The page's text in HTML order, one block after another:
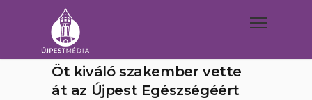
Öt kiváló szakember vette
át az Újpest Egészségéért